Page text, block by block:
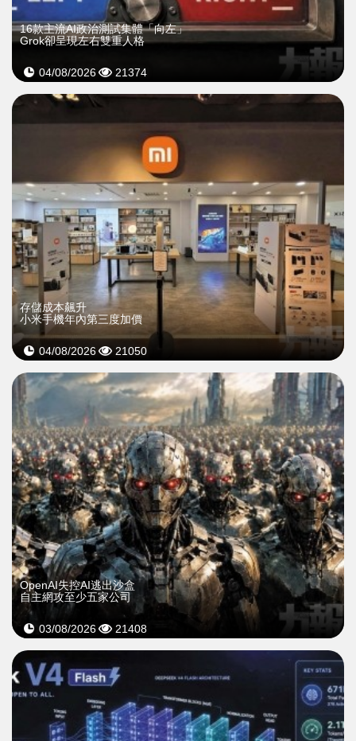
16款主流AI政治測試集體「向左」
Grok卻呈現左右雙重人格
04/08/2026 21374
存儲成本飆升
小米手機年內第三度加價
04/08/2026 21050
OpenAI失控AI逃出沙盒
自主網攻至少五家公司
03/08/2026 21408